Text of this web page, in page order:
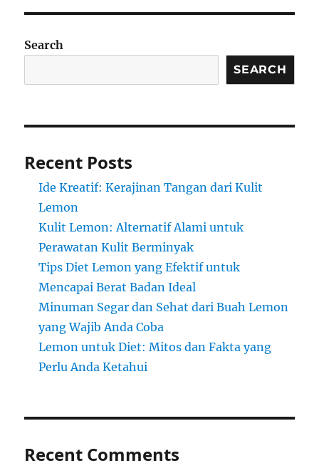
Search
SEARCH
Recent Posts
Ide Kreatif: Kerajinan Tangan dari Kulit
Lemon
Kulit Lemon: Alternatif Alami untuk
Perawatan Kulit Berminyak
Tips Diet Lemon yang Efektif untuk
Mencapai Berat Badan Ideal
Minuman Segar dan Sehat dari Buah Lemon
yang Wajib Anda Coba
Lemon untuk Diet: Mitos dan Fakta yang
Perlu Anda Ketahui
Recent Comments